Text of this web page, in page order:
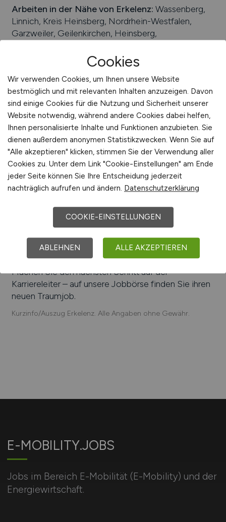
Arbeiten in der Nähe von Erkelenz: Wassenberg,
Linnich, Kreis Heinsberg, Nordrhein-Westfalen,
Garzweiler, Geilenkirchen, Heinsberg,
Erkelenz/Branchen Ingenieurwesen, Einzelhandel,
Anlagenbau, Dienstleistungen, Handwerk,
Gesundheitswirtschaft, Produktion, Maschinenbau
Beliebte Arbeitgeber in Erkelenz, die attraktive
Jobangebote bieten:HuDe GmbH, EMF
Helpenstein Maschinenbau GmbH, MaschioPack,
Schweißtechnik Wirtz GmbH, F.J. Derichs
Maschinenbau GmbH & Co. KG, Metrus GmbH,
Hegenscheidt-MFD GmbH, MHWirth, Hermann-
Josef-Krankenhaus Erkelenz
Einfach online aktuelle Stellenangebote in
und Umgebung suchen. Informieren Sie sich auf
unserem Stellenmarkt über Jobangebote und
Karriereperspektiven in
Erkelenz.
Machen Sie den nächsten Schritt auf der
Karriereleiter – auf unsere Jobbörse finden Sie ihren
neuen Traumjob.
Kurzinfo/Auszug Erkelenz. Alle Angaben ohne Gewähr.
E-MOBILITY.JOBS
Jobs im Bereich E-Mobilität (E-Mobility) und der
Energiewirtschaft.
Cookies
Wir verwenden Cookies, um Ihnen unsere Website
bestmöglich und mit relevanten Inhalten anzuzeigen. Davon
sind einige Cookies für die Nutzung und Sicherheit unserer
Website notwendig, während andere Cookies dabei helfen,
Ihnen personalisierte Inhalte und Funktionen anzubieten. Sie
dienen außerdem anonymen Statistikzwecken. Wenn Sie auf
"Alle akzeptieren" klicken, stimmen Sie der Verwendung aller
Cookies zu. Unter dem Link "Cookie-Einstellungen" am Ende
jeder Seite können Sie Ihre Entscheidung jederzeit
nachträglich aufrufen und ändern. Datenschutzerklärung
COOKIE-EINSTELLUNGEN
ABLEHNEN ALLE AKZEPTIEREN